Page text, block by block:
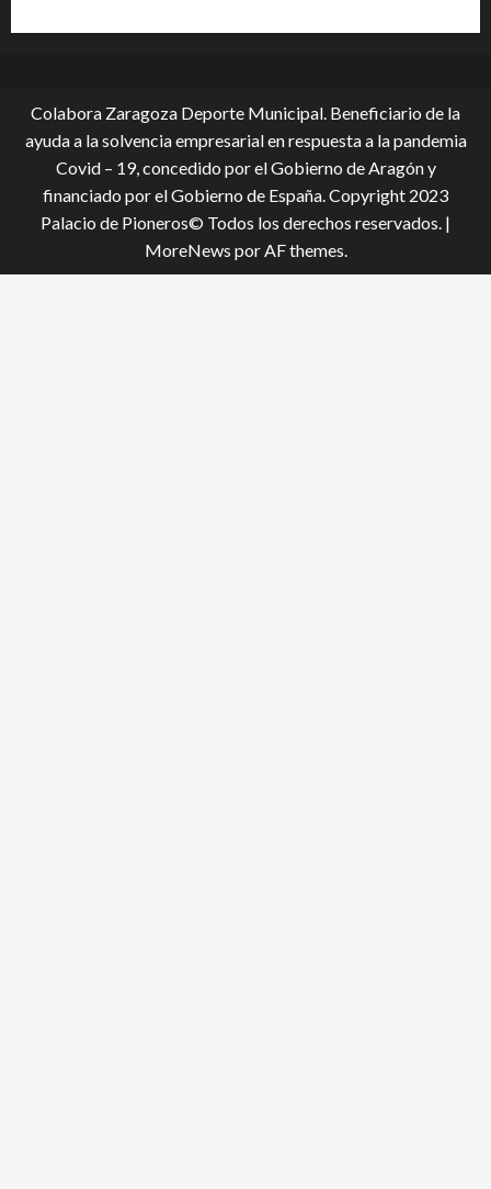
Colabora Zaragoza Deporte Municipal. Beneficiario de la
ayuda a la solvencia empresarial en respuesta a la pandemia
Covid – 19, conce­dido por el Gobierno de Aragón y
financiado por el Gobierno de España. Copyright 2023
Palacio de Pioneros© Todos los derechos reservados. |
MoreNews por AF themes.